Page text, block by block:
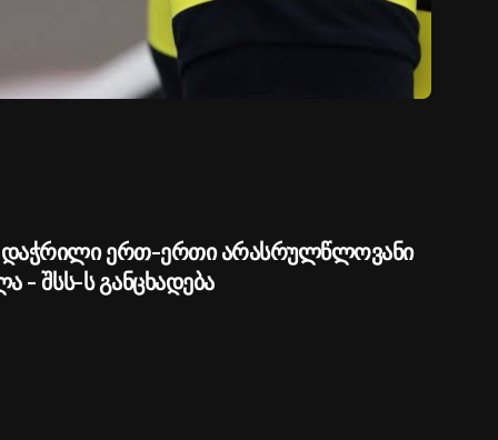
ერთ-ერთი არასრულწლოვანი
- შსს-ს განცხადება